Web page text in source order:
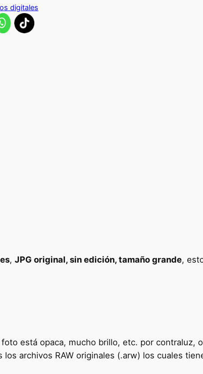
digitales
, JPG original, sin edición, tamaño grande,
está opaca, mucho brillo, etc. por contraluz,
archivos RAW originales (.arw) los cuales